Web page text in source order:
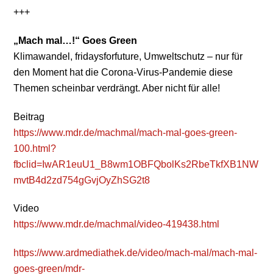
+++
„Mach mal…!“ Goes Green
Klimawandel, fridaysforfuture, Umweltschutz – nur für
den Moment hat die Corona-Virus-Pandemie diese
Themen scheinbar verdrängt. Aber nicht für alle!
Beitrag
https://www.mdr.de/machmal/mach-mal-goes-green-
100.html?
fbclid=IwAR1euU1_B8wm1OBFQbolKs2RbeTkfXB1NW
mvtB4d2zd754gGvjOyZhSG2t8
Video
https://www.mdr.de/machmal/video-419438.html
https://www.ardmediathek.de/video/mach-mal/mach-mal-
goes-green/mdr-